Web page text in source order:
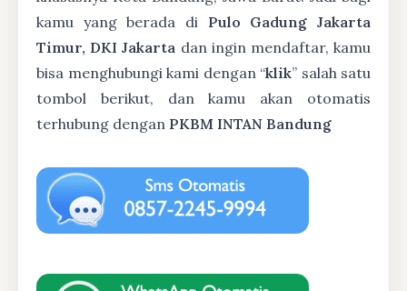
kamu yang berada di Pulo Gadung Jakarta
Timur, DKI Jakarta dan ingin mendaftar, kamu
bisa menghubungi kami dengan “klik” salah satu
tombol berikut, dan kamu akan otomatis
terhubung dengan PKBM INTAN Bandung